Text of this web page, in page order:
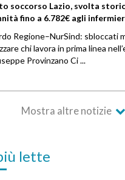
soccorso Lazio, svolta
fino a 6.782€ agli
Regione–NurSind: sbloccati
chi lavora in prima linea
Provinzano Ci ...
Mostra altre notizie
lette